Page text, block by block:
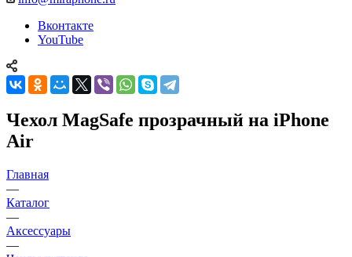
Вконтакте
YouTube
Чехол MagSafe прозрачный на iPhone
Air
Главная
—
Каталог
—
Аксессуары
—